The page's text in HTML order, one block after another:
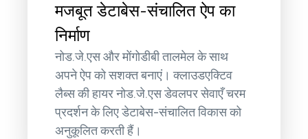
मजबूत डेटाबेस-संचालित ऐप का
निर्माण
नोड.जे.एस और मोंगोडीबी तालमेल के साथ
अपने ऐप को सशक्त बनाएं। क्लाउडएक्टिव
लैब्स की हायर नोड.जे.एस डेवलपर सेवाएँ चरम
प्रदर्शन के लिए डेटाबेस-संचालित विकास को
अनुकूलित करती हैं।